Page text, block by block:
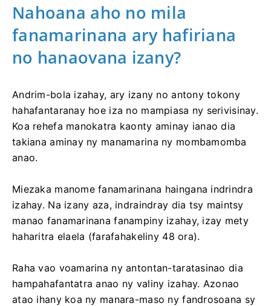
Nahoana aho no mila
fanamarinana ary hafiriana
no hanaovana izany?
Andrim-bola izahay, ary izany no antony tokony
hahafantaranay hoe iza no mampiasa ny serivisinay.
Koa rehefa manokatra kaonty aminay ianao dia
takiana aminay ny manamarina ny mombamomba
anao.
Miezaka manome fanamarinana haingana indrindra
izahay. Na izany aza, indraindray dia tsy maintsy
manao fanamarinana fanampiny izahay, izay mety
haharitra elaela (farafahakeliny 48 ora).
Raha vao voamarina ny antontan-taratasinao dia
hampahafantatra anao ny valiny izahay. Azonao
atao ihany koa ny manara-maso ny fandrosoana sy